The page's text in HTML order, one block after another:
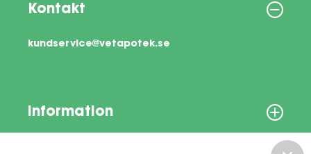
Kontakt
kundservice@vetapotek.se
Information